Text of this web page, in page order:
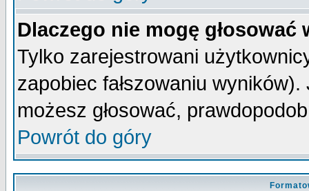
Dlaczego nie mogę głosować
Tylko zarejestrowani
zapobiec fałszowaniu
możesz głosować,
Powrót do góry